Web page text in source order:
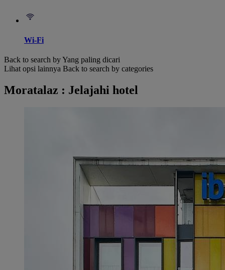
Wi-Fi
Back to search by Yang paling dicari
Lihat opsi lainnya Back to search by categories
Moratalaz : Jelajahi hotel